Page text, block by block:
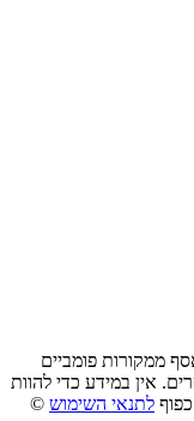
ממקורות פומביים
אין במידע כדי להוות
לתנאי השימוש ©